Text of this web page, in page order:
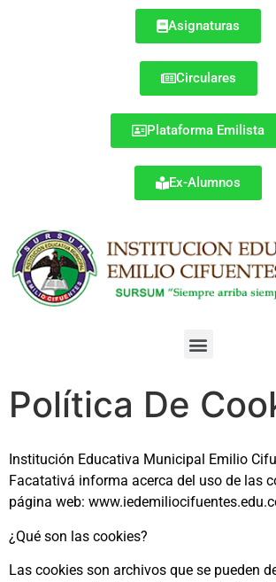
Asignaturas
Circulares
Plataforma Emilista
Ex-Alumnos
Política De
Institución Educativa Municipal Emilio
Facatativá informa acerca del uso de las
página web:
¿Qué son las cookies?
Las cookies son archivos que se pueden